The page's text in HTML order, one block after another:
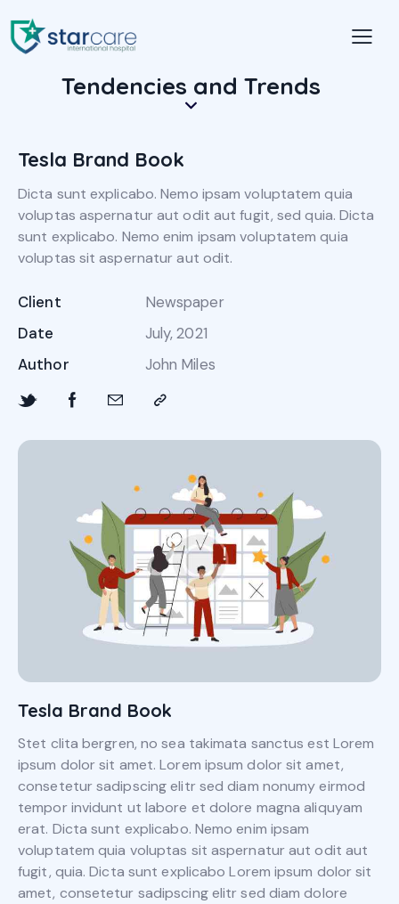
Tendencies and Trends
Tesla Brand Book
Stet clita bergren, no sea takimata sanctus est Lorem
ipsum dolor sit amet. Lorem ipsum dolor sit amet,
consetetur sadipscing elitr sed diam nonumy eirmod
tempor invidunt ut labore et dolore magna aliquyam
erat. Dicta sunt explicabo. Nemo enim ipsam
voluptatem quia voluptas sit aspernatur aut odit aut
fugit, quia. Dicta sunt explicabo Lorem ipsum dolor sit
amet, consetetur sadipscing elitr sed diam dolore
Tesla Brand Book
Dicta sunt explicabo. Nemo ipsam voluptatem quia
voluptas aspernatur aut odit aut fugit, sed quia. Dicta
sunt explicabo. Nemo enim ipsam voluptatem quia
voluptas sit aspernatur aut odit.
Client
Newspaper
Date
July, 2021
Author
John Miles